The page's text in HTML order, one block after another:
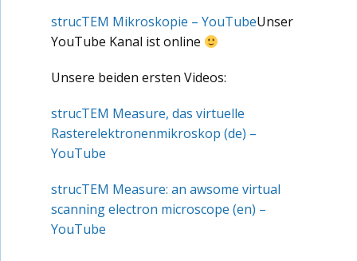
strucTEM Mikroskopie – YouTubeUnser
YouTube Kanal ist online
Unsere beiden ersten Videos:
strucTEM Measure, das virtuelle
Rasterelektronenmikroskop (de) –
YouTube
strucTEM Measure: an awsome virtual
scanning electron microscope (en) –
YouTube